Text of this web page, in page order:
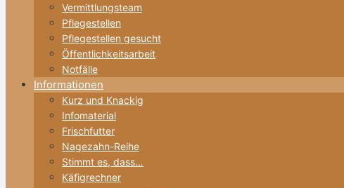
Vermittlungsteam
Pflegestellen
Pflegestellen gesucht
Öffentlichkeitsarbeit
Notfälle
Informationen
Kurz und Knackig
Infomaterial
Frischfutter
Nagezahn-Reihe
Stimmt es, dass…
Käfigrechner